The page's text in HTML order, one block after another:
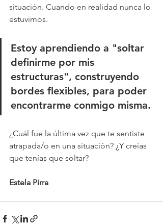
situación. Cuando en realidad nunca lo
estuvimos.
Estoy aprendiendo a "soltar
definirme por mis
estructuras", construyendo
bordes flexibles, para poder
encontrarme conmigo misma.
¿Cuál fue la última vez que te sentiste
atrapada/o en una situación? ¿Y creías
que tenías que soltar?
Estela Pirra